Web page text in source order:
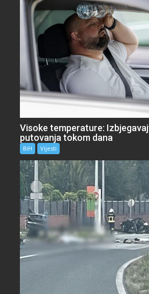
Visoke temperature:
putovanja tokom dana
BiH Vijesti